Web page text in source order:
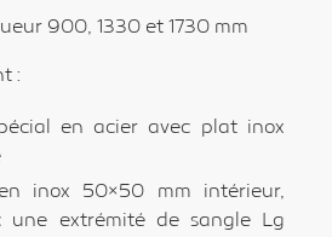
900, 1330 et 1730 mm
:
en acier avec plat inox
inox 50×50 mm intérieur,
une extrémité de sangle Lg